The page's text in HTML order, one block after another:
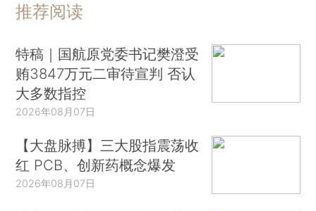
推荐阅读
特稿｜国航原党委书记樊澄受
贿3847万元二审待宣判 否认
大多数指控
2026年08月07日
【大盘脉搏】三大股指震荡收
红 PCB、创新药概念爆发
2026年08月07日